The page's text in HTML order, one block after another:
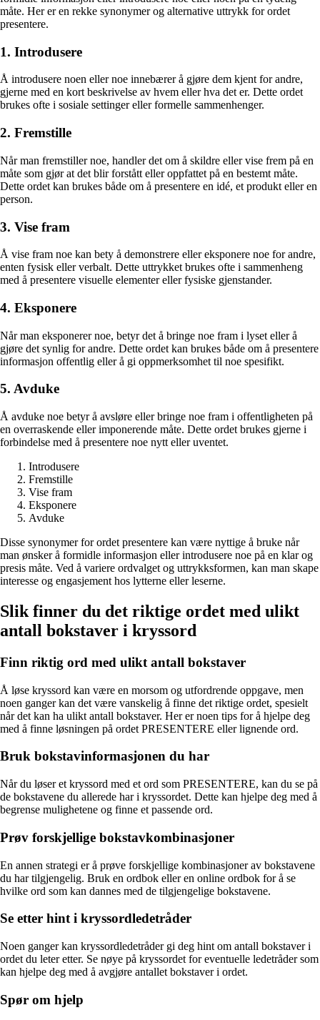
måte. Her er en rekke synonymer og alternative uttrykk for ordet
presentere.
1. Introdusere
Å introdusere noen eller noe innebærer å gjøre dem kjent for andre,
gjerne med en kort beskrivelse av hvem eller hva det er. Dette ordet
brukes ofte i sosiale settinger eller formelle sammenhenger.
2. Fremstille
Når man fremstiller noe, handler det om å skildre eller vise frem på en
måte som gjør at det blir forstått eller oppfattet på en bestemt måte.
Dette ordet kan brukes både om å presentere en idé, et produkt eller en
person.
3. Vise fram
Å vise fram noe kan bety å demonstrere eller eksponere noe for andre,
enten fysisk eller verbalt. Dette uttrykket brukes ofte i sammenheng
med å presentere visuelle elementer eller fysiske gjenstander.
4. Eksponere
Når man eksponerer noe, betyr det å bringe noe fram i lyset eller å
gjøre det synlig for andre. Dette ordet kan brukes både om å presentere
informasjon offentlig eller å gi oppmerksomhet til noe spesifikt.
5. Avduke
Å avduke noe betyr å avsløre eller bringe noe fram i offentligheten på
en overraskende eller imponerende måte. Dette ordet brukes gjerne i
forbindelse med å presentere noe nytt eller uventet.
Introdusere
Fremstille
Vise fram
Eksponere
Avduke
Disse synonymer for ordet presentere kan være nyttige å bruke når
man ønsker å formidle informasjon eller introdusere noe på en klar og
presis måte. Ved å variere ordvalget og uttrykksformen, kan man skape
interesse og engasjement hos lytterne eller leserne.
Slik finner du det riktige ordet med ulikt
antall bokstaver i kryssord
Finn riktig ord med ulikt antall bokstaver
Å løse kryssord kan være en morsom og utfordrende oppgave, men
noen ganger kan det være vanskelig å finne det riktige ordet, spesielt
når det kan ha ulikt antall bokstaver. Her er noen tips for å hjelpe deg
med å finne løsningen på ordet PRESENTERE eller lignende ord.
Bruk bokstavinformasjonen du har
Når du løser et kryssord med et ord som PRESENTERE, kan du se på
de bokstavene du allerede har i kryssordet. Dette kan hjelpe deg med å
begrense mulighetene og finne et passende ord.
Prøv forskjellige bokstavkombinasjoner
En annen strategi er å prøve forskjellige kombinasjoner av bokstavene
du har tilgjengelig. Bruk en ordbok eller en online ordbok for å se
hvilke ord som kan dannes med de tilgjengelige bokstavene.
Se etter hint i kryssordledetråder
Noen ganger kan kryssordledetråder gi deg hint om antall bokstaver i
ordet du leter etter. Se nøye på kryssordet for eventuelle ledetråder som
kan hjelpe deg med å avgjøre antallet bokstaver i ordet.
Spør om hjelp